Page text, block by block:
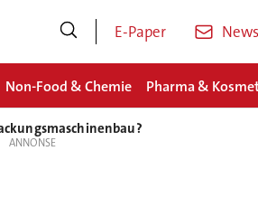
E-Paper
Non-Food & Chemie Pharma &